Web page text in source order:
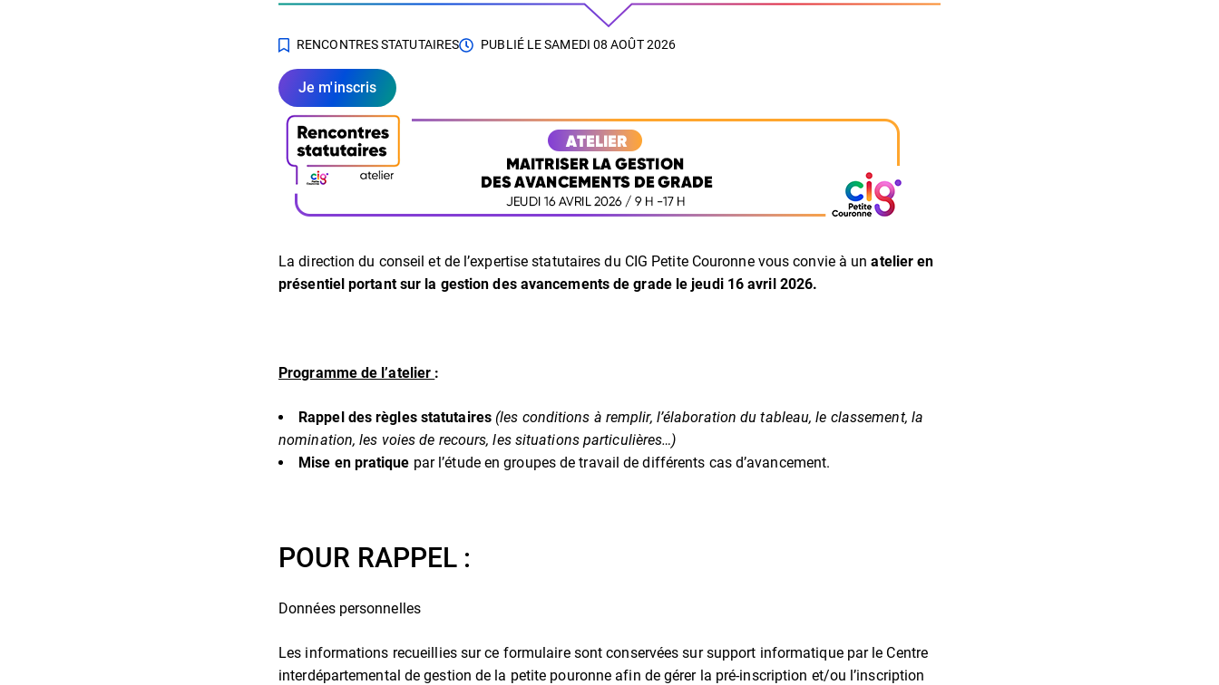
RENCONTRES STATUTAIRES PUBLIÉ LESAMEDI 08 AOÛT 2026
Je m'inscris
La direction du conseil et de l’expertise statutaires du CIG Petite Couronne vous convie à unatelier en
présentiel portant sur la gestion des avancements de grade le jeudi 16 avril 2026.
Programme de l’atelier :
Rappel des règles statutaires (les conditions à remplir, l’élaboration du tableau, le classement, la
nomination, les voies de recours, les situations particulières…)
Mise en pratique par l’étude en groupes de travail de différents cas d’avancement.
POUR RAPPEL :
Données personnelles
Les informations recueillies sur ce formulaire sont conservées sur support informatique par le Centre
interdépartemental de gestion de la petite pouronne afin de gérer la pré-inscription et/ou l’inscription